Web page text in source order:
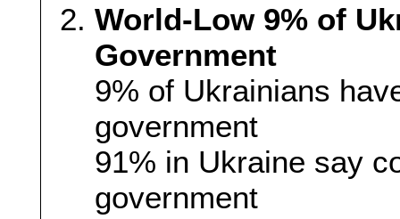
World-Low 9% of
Government
9% of Ukrainians
government
91% in Ukraine say
government